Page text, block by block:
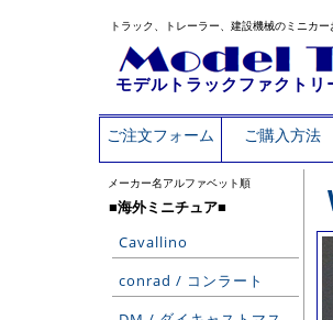
トラック、トレーラー、建設機械のミニカ
モデルトラックファクトリ
ご注文フォーム ご購入方法
メーカー名アルファベット順
■海外ミニチュア■
Cavallino
conrad / コンラート